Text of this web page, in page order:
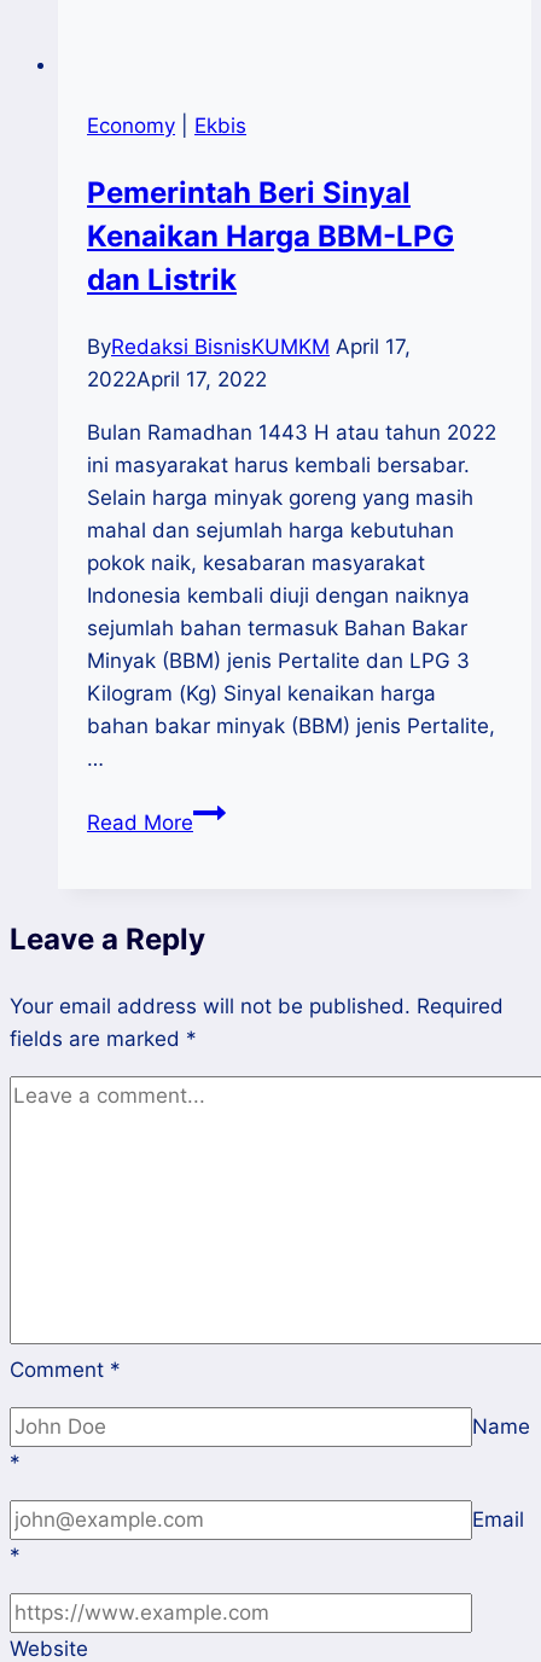
Economy Ekbis
Pemerintah Beri Sinyal
Kenaikan Harga BBM-LPG
dan Listrik
ByRedaksi BisnisKUMKM April 17,
2022April 17, 2022
Bulan Ramadhan 1443 H atau tahun 2022
ini masyarakat harus kembali bersabar.
Selain harga minyak goreng yang masih
mahal dan sejumlah harga kebutuhan
pokok naik, kesabaran masyarakat
Indonesia kembali diuji dengan naiknya
sejumlah bahan termasuk Bahan Bakar
Minyak (BBM) jenis Pertalite dan LPG 3
Kilogram (Kg) Sinyal kenaikan harga
bahan bakar minyak (BBM) jenis Pertalite,
…
Read MorePemerintah
Harga
LPG
dan
Listrik
Leave a Reply
Your email address will not be published. Required
fields are marked *
Comment *
Name
*
Email
*
Website